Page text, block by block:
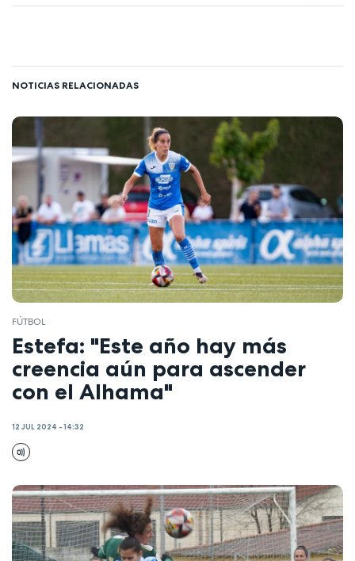
NOTICIAS RELACIONADAS
FÚTBOL
Estefa: "Este año hay más
creencia aún para ascender
con el Alhama"
12 JUL 2024 - 14:32